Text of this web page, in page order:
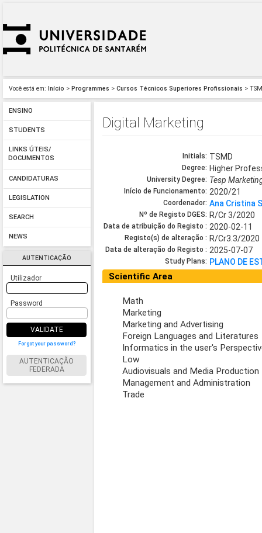
Você está em: Início > Programmes > Cursos Técnicos Superiores Profissionais >
ENSINO
STUDENTS
LINKS ÚTEIS/
DOCUMENTOS
CANDIDATURAS
LEGISLATION
SEARCH
NEWS
AUTENTICAÇÃO
Utilizador
Password
VALIDATE
Forgot your password?
AUTENTICAÇÃO
FEDERADA
Digital Marketing
Initials: TSMD
Degree: Higher
University Degree: Tesp
Início de Funcionamento: 2020/21
Coordenador: Ana Cristina
Nº de Registo DGES: R/Cr 3/2020
Data de atribuição do Registo : 2020-02-11
Registo(s) de alteração : R/Cr3.3/2020
Data de alteração do Registo : 2025-07-07
Study Plans: PLANO DE
Scientific Area
Math
Marketing
Marketing and Advertising
Foreign Languages and Literatures
Informatics in the user's
Low
Audiovisuals and Media Production
Management and Administration
Trade